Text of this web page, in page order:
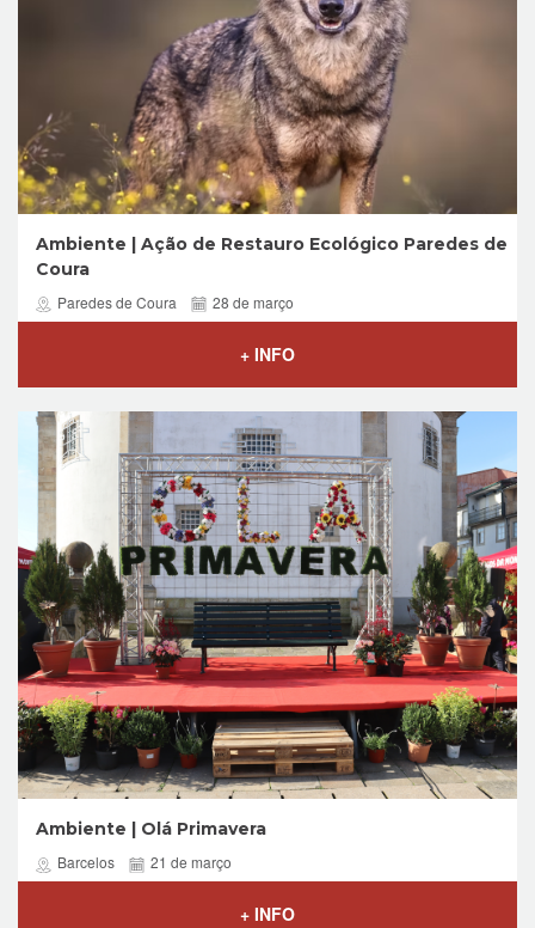
Ambiente | Ação de Restauro Ecológico Paredes de
Coura
Paredes de Coura 28 de março
+ INFO
Ambiente | Olá Primavera
Barcelos 21 de março
+ INFO